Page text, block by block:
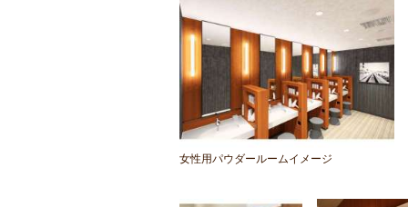
女性用パウダールームイメージ